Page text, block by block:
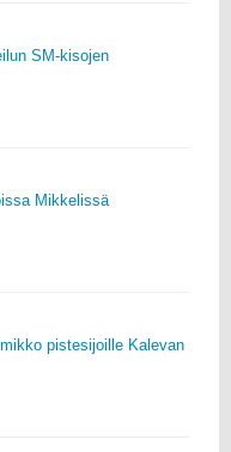
SM-kisojen
Mikkelissä
pistesijoille Kalevan